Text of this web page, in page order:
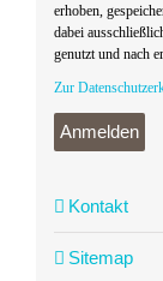
erhoben,
dabei
genutzt und nach
Zur
Anmelden
Kontakt
Sitemap